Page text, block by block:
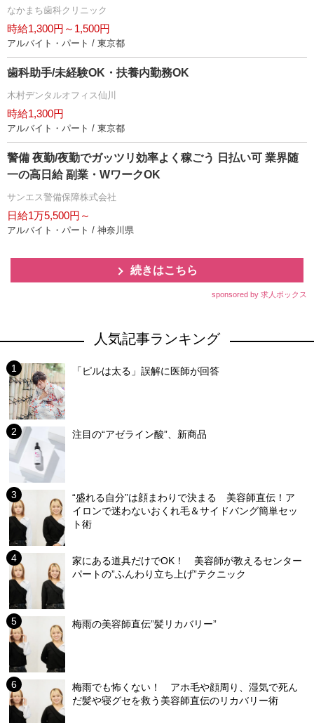
なかまち歯科クリニック
時給1,300円～1,500円
アルバイト・パート / 東京都
歯科助手/未経験OK・扶養内勤務OK
木村デンタルオフィス仙川
時給1,300円
アルバイト・パート / 東京都
警備 夜勤/夜勤でガッツリ効率よく稼ごう 日払い可 業界随
一の高日給 副業・WワークOK
サンエス警備保障株式会社
日給1万5,500円～
アルバイト・パート / 神奈川県
続きはこちら
sponsored by 求人ボックス
人気記事ランキング
「ピルは太る」誤解に医師が回答
注目の“アゼライン酸”、新商品
“盛れる自分”は顔まわりで決まる 美容師直伝！ア
イロンで迷わないおくれ毛＆サイドバング簡単セッ
ト術
家にある道具だけでOK！ 美容師が教えるセンター
パートの”ふんわり立ち上げ”テクニック
梅雨の美容師直伝”髪リカバリー”
梅雨でも怖くない！ アホ毛や顔周り、湿気で死ん
だ髪や寝グセを救う美容師直伝のリカバリー術